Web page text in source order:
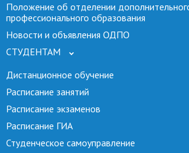
Положение об отделении
профессионального образования
Новости и объявления ОДПО
СТУДЕНТАМ
Дистанционное обучение
Расписание занятий
Расписание экзаменов
Расписание ГИА
Студенческое самоуправление